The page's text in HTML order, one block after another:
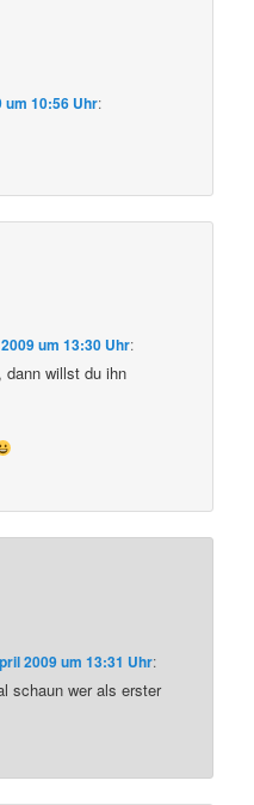
um 10:56 Uhr:
um 13:30 Uhr:
willst du ihn
2009 um 13:31 Uhr:
schaun wer als erster